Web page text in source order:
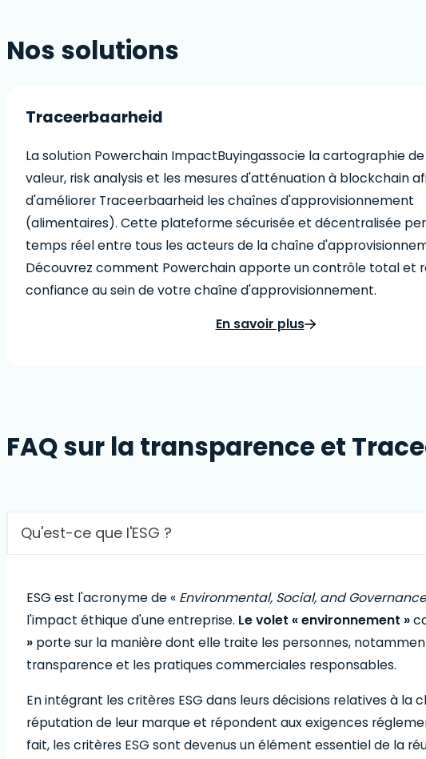
Nos solutions
Traceerbaarheid
La solution Powerchain ImpactBuyingassocie la cartographie
valeur, risk analysis et les mesures d'atténuation à blockchain
d'améliorer Traceerbaarheid les chaînes d'approvisionnement
(alimentaires). Cette plateforme sécurisée et décentralisée
temps réel entre tous les acteurs de la chaîne
Découvrez comment Powerchain apporte un contrôle total et
confiance au sein de votre chaîne d'approvisionnement.
En savoir plus
FAQ sur la transparence et
Qu'est-ce que l'ESG ?
ESG est l'acronyme de « Environmental, Social, and Governance
l'impact éthique d'une entreprise. Le volet « environnement »
» porte sur la manière dont elle traite les personnes,
transparence et les pratiques commerciales responsables.
En intégrant les critères ESG dans leurs décisions relatives à
réputation de leur marque et répondent aux exigences
fait, les critères ESG sont devenus un élément essentiel de la